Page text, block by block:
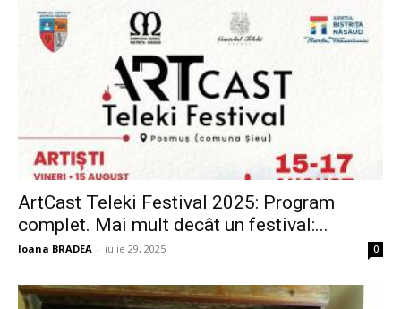
ArtCast Teleki Festival 2025: Program
complet. Mai mult decât un festival:...
Ioana BRADEA - iulie 29, 2025 0